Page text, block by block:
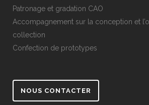
Patronage et gradation CAO
Accompagnement sur la conception et
collection
Confection de prototypes
NOUS CONTACTER